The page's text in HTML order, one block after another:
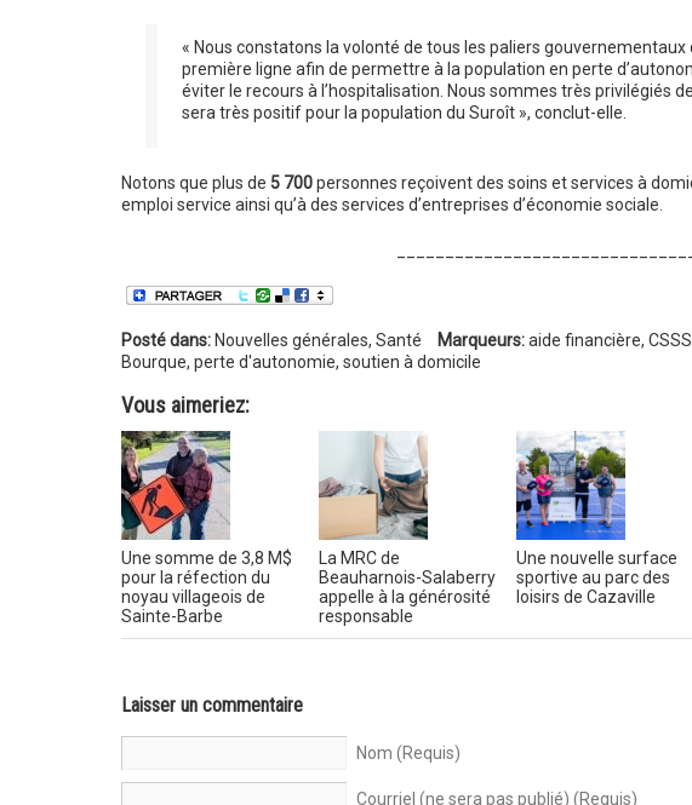
« Nous constatons la volonté de tous les paliers
première ligne afin de permettre à la population en perte
éviter le recours à l’hospitalisation. Nous sommes très privilégiés
sera très positif pour la population du Suroît », conclut-elle.
Notons que plus de 5 700personnes reçoivent des soins et services à
emploi service ainsi qu’à des services d’entreprises d’économie sociale.
Posté dans: Nouvelles générales, Santé Marqueurs: aide financière,
Bourque, perte d'autonomie, soutien à domicile
Vous aimeriez:
Une somme de 3,8 M$
pour la réfection du
noyau villageois de
Sainte-Barbe
La MRC de
Beauharnois-Salaberry
appelle à la générosité
responsable
Une nouvelle surface
sportive au parc des
loisirs de Cazaville
Laisser un commentaire
Nom (Requis)
Courriel (ne sera pas publié) (Requis)